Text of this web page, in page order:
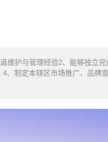
维护与管理经验2、能够独立
制定本辖区市场推广、品牌